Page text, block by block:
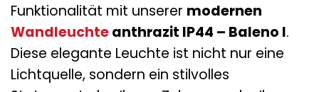
Funktionalität mit unserer modernen
Wandleuchteanthrazit IP44 – Baleno I.
Diese elegante Leuchte ist nicht nur eine
Lichtquelle, sondern ein stilvolles